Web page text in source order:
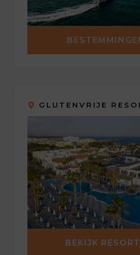
GLUTENVRIJE
BEKIJK